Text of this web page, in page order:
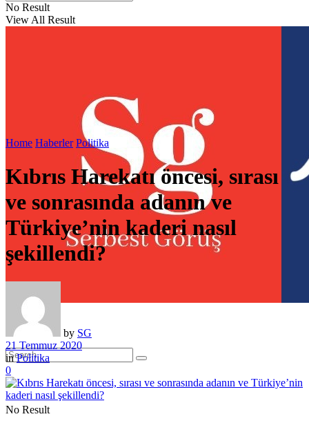
No Result
View All Result
No Result
Home Haberler Politika
Kıbrıs Harekatı öncesi, sırası
ve sonrasında adanın ve
Türkiye’nin kaderi nasıl
şekillendi?
by SG
21 Temmuz 2020
in Politika
0